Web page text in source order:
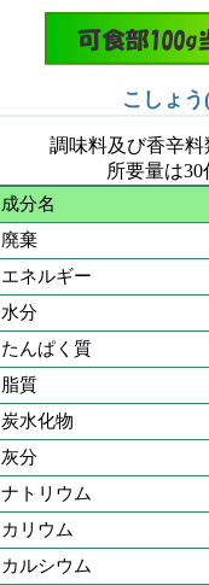
こしょ
調味料及び香辛
所要量は30
成分名
廃棄
エネルギー
水分
たんぱく質
脂質
炭水化物
灰分
ナトリウム
カリウム
カルシウム